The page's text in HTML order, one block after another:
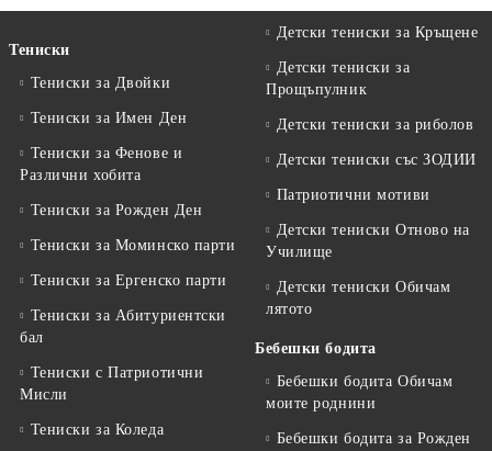
Тениски
Тениски за Двойки
Тениски за Имен Ден
Тениски за Фенове и
Различни хобита
Тениски за Рожден Ден
Тениски за Mоминско парти
Тениски за Eргенско парти
Тениски за Aбитуриентски
бал
Тениски с Патриотични
Мисли
Тениски за Коледа
Детски тениски за Кръщене
Детски тениски за
Прощъпулник
Детски тениски за риболов
Детски тениски със ЗОДИИ
Патриотични мотиви
Детски тениски Отново на
Училище
Детски тениски Обичам
лятото
Бебешки бодита
Бебешки бодита Обичам
моите роднини
Бебешки бодита за Рожден